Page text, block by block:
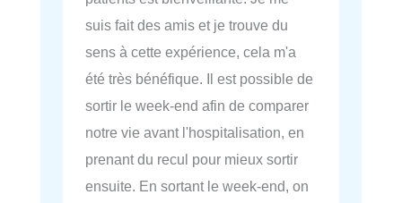
suis fait des amis et je trouve du
sens à cette expérience, cela m'a
été très bénéfique. Il est possible de
sortir le week-end afin de comparer
notre vie avant l'hospitalisation, en
prenant du recul pour mieux sortir
ensuite. En sortant le week-end, on